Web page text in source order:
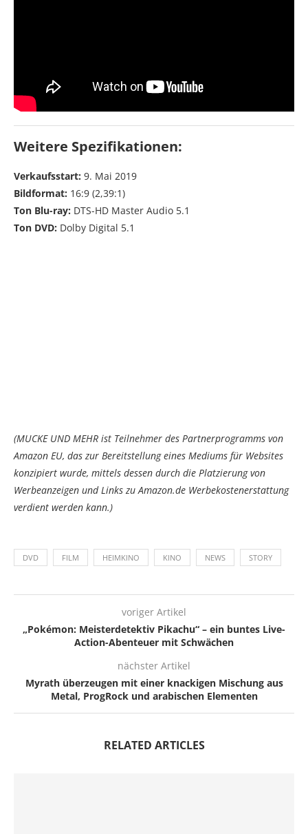
Weitere Spezifikationen:
Verkaufsstart: 9. Mai 2019
Bildformat: 16:9 (2,39:1)
Ton Blu-ray: DTS-HD Master Audio 5.1
Ton DVD: Dolby Digital 5.1
(MUCKE UND MEHR ist Teilnehmer des Partnerprogramms von
Amazon EU, das zur Bereitstellung eines Mediums für Websites
konzipiert wurde, mittels dessen durch die Platzierung von
Werbeanzeigen und Links zu Amazon.de Werbekostenerstattung
verdient werden kann.)
DVD FILM HEIMKINO KINO NEWS STORY
voriger Artikel
„Pokémon: Meisterdetektiv Pikachu“ – ein buntes Live-
Action-Abenteuer mit Schwächen
nächster Artikel
Myrath überzeugen mit einer knackigen Mischung aus
Metal, ProgRock und arabischen Elementen
RELATED ARTICLES